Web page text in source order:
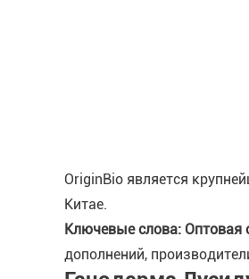
OriginBio является
Китае.
Ключевые слова: Оптовая
дополнений,